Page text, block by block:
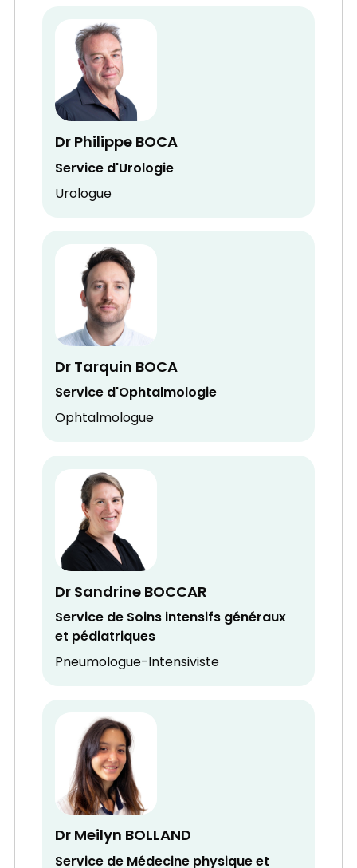
Dr Philippe BOCA
Service d'Urologie
Urologue
Dr Tarquin BOCA
Service d'Ophtalmologie
Ophtalmologue
Dr Sandrine BOCCAR
Service de Soins intensifs généraux
et pédiatriques
Pneumologue-Intensiviste
Dr Meilyn BOLLAND
Service de Médecine physique et